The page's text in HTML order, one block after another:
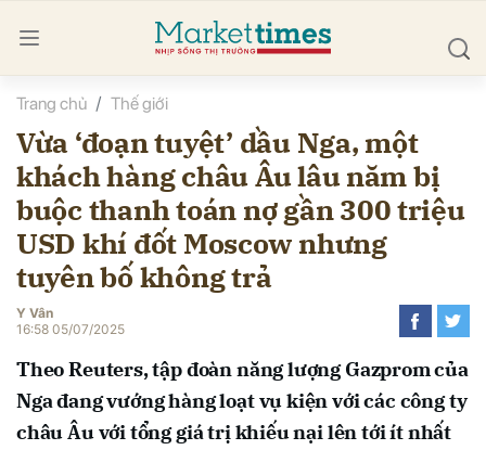
Trang chủ Thế giới
Vừa ‘đoạn tuyệt’ dầu Nga, một
khách hàng châu Âu lâu năm bị
buộc thanh toán nợ gần 300 triệu
USD khí đốt Moscow nhưng
tuyên bố không trả
Y Vân
16:58 05/07/2025
Theo Reuters, tập đoàn năng lượng Gazprom của
Nga đang vướng hàng loạt vụ kiện với các công ty
châu Âu với tổng giá trị khiếu nại lên tới ít nhất
luận